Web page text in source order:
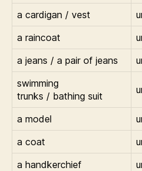
a cardigan / vest
a raincoat
a jeans / a pair of jeans
swimming
trunks / bathing suit
a model
a coat
a handkerchief